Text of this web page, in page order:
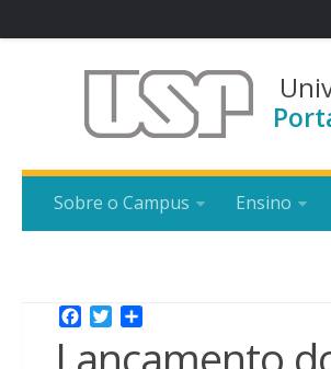
Sobre o Campus Ensino
Facebook
Twitter